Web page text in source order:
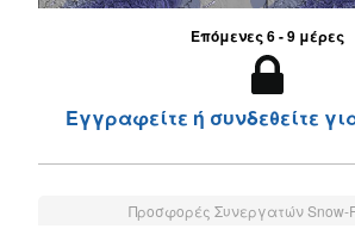
Επόμενες 6 - 9 μέρες
Εγγραφείτε ή συνδεθείτε
Προσφορές Συνεργατών Snow-